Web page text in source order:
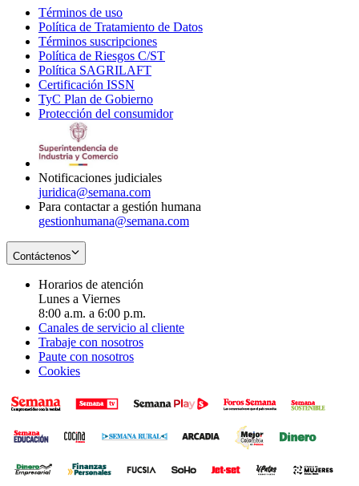
Términos de uso
in
new
window
Política de Tratamiento de Datos
Términos suscripciones
in
Política de Riesgos C/ST
Política SAGRILAFT
new
window
Certificación ISSN
in
new
TyC Plan de Gobierno
in
Protección del consumidorOpens
Notificaciones judiciales
juridica@semana.com
Para contactar a gestión humana
gestionhumana@semana.com
Contáctenos
Horarios de atención
Lunes a Viernes
8:00 a.m. a 6:00 p.m.
Canales de servicio al cliente
Trabaje con nosotros
Paute con nosotros
Cookies